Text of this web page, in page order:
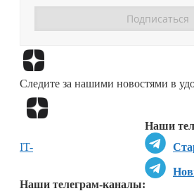
Следите за нашими новостями в
Наши
Наши телеграм-каналы:
IT-